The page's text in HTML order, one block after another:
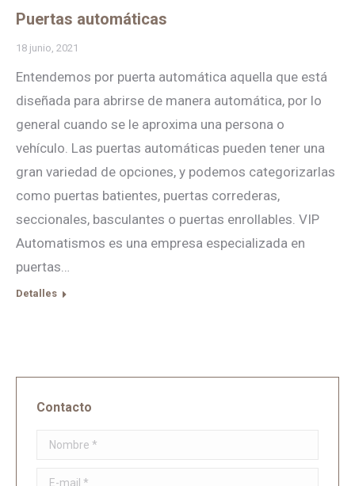
Puertas automáticas
18 junio, 2021
Entendemos por puerta automática aquella que está
diseñada para abrirse de manera automática, por lo
general cuando se le aproxima una persona o
vehículo. Las puertas automáticas pueden tener una
gran variedad de opciones, y podemos categorizarlas
como puertas batientes, puertas correderas,
seccionales, basculantes o puertas enrollables. VIP
Automatismos es una empresa especializada en
puertas…
Detalles
Contacto
Nombre *
E-mail *